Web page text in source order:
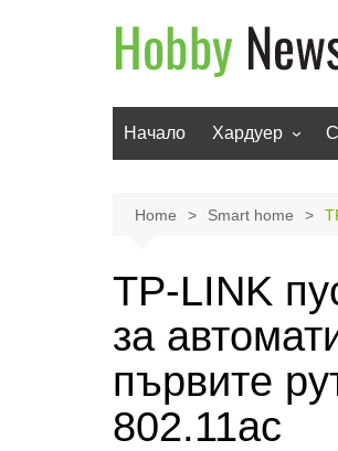
Начало Хардуер
Телевизори
Фото и видео
Home Smart home
TP-LINK
за
първите
802.11ac